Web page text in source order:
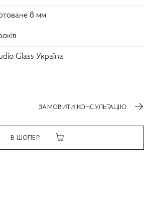
8 мм
Glass Україна
В ШОПЕР
ЗАМОВИТИ КОНСУЛЬТАЦІЮ